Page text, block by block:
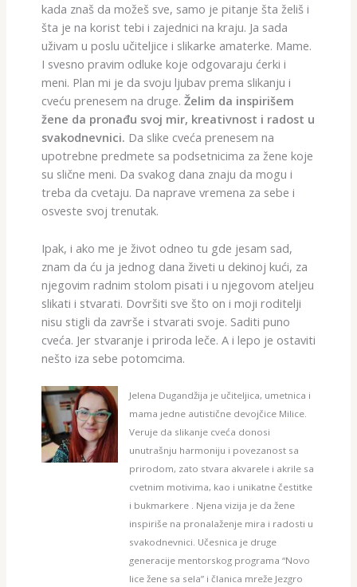
kada znaš da možeš sve, samo je pitanje šta želiš i
šta je na korist tebi i zajednici na kraju. Ja sada
uživam u poslu učiteljice i slikarke amaterke. Mame.
I svesno pravim odluke koje odgovaraju ćerki i
meni. Plan mi je da svoju ljubav prema slikanju i
cveću prenesem na druge. Želim da inspirišem
žene da pronađu svoj mir, kreativnost i radost u
svakodnevnici. Da slike cveća prenesem na
upotrebne predmete sa podsetnicima za žene koje
su slične meni. Da svakog dana znaju da mogu i
treba da cvetaju. Da naprave vremena za sebe i
osveste svoj trenutak.
Ipak, i ako me je život odneo tu gde jesam sad,
znam da ću ja jednog dana živeti u dekinoj kući, za
njegovim radnim stolom pisati i u njegovom ateljeu
slikati i stvarati. Dovršiti sve što on i moji roditelji
nisu stigli da završe i stvarati svoje. Saditi puno
cveća. Jer stvaranje i priroda leče. A i lepo je ostaviti
nešto iza sebe potomcima.
Jelena Dugandžija je učiteljica, umetnica i
mama jedne autistične devojčice Milice.
Veruje da slikanje cveća donosi
unutrašnju harmoniju i povezanost sa
prirodom, zato stvara akvarele i akrile sa
cvetnim motivima, kao i unikatne čestitke
i bukmarkere . Njena vizija je da žene
inspiriše na pronalaženje mira i radosti u
svakodnevnici. Učesnica je druge
generacije mentorskog programa “Novo
lice žene sa sela” i članica mreže Jezgro